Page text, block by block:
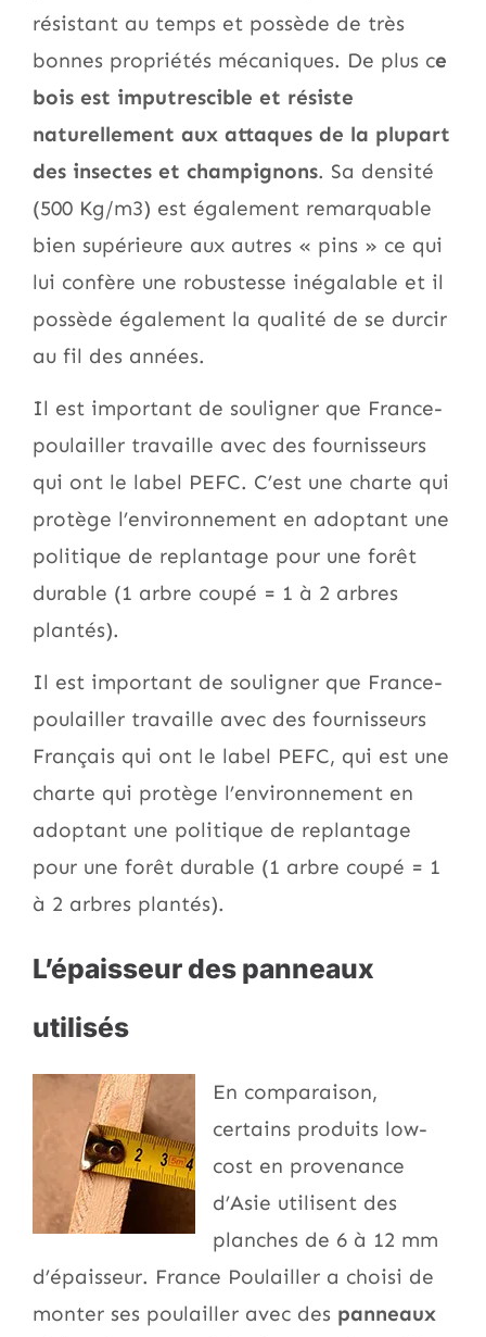
résistant au temps et possède de très
bonnes propriétés mécaniques. De plus ce
bois est imputrescible et résiste
naturellement aux attaques de la plupart
des insectes et champignons. Sa densité
(500 Kg/m3) est également remarquable
bien supérieure aux autres « pins » ce qui
lui confère une robustesse inégalable et il
possède également la qualité de se durcir
au fil des années.
Il est important de souligner que France-
poulailler travaille avec des fournisseurs
qui ont le label PEFC. C’est une charte qui
protège l’environnement en adoptant une
politique de replantage pour une forêt
durable (1 arbre coupé = 1 à 2 arbres
plantés).
Il est important de souligner que France-
poulailler travaille avec des fournisseurs
Français qui ont le label PEFC, qui est une
charte qui protège l’environnement en
adoptant une politique de replantage
pour une forêt durable (1 arbre coupé = 1
à 2 arbres plantés).
L’épaisseur des panneaux
utilisés
En comparaison,
certains produits low-
cost en provenance
d’Asie utilisent des
planches de 6 à 12 mm
d’épaisseur. France Poulailler a choisi de
monter ses poulailler avec des panneaux